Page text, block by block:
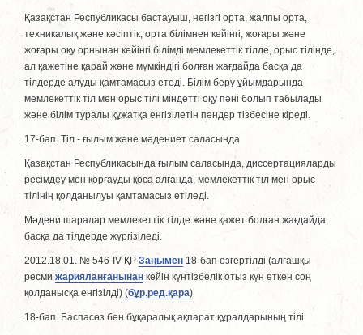
Қазақстан Республикасы бастауыш, негізгі орта, жалпы орта,
техникалық және кәсіптік, орта білімнен кейінгі, жоғары және
жоғары оқу орнынан кейінгі білімдi мемлекеттік тiлде, орыс тілінде,
ал қажетiне қарай және мүмкiндiгi болған жағдайда басқа да
тiлдерде алуды қамтамасыз етедi. Білім беру ұйымдарында
мемлекеттік тiл мен орыс тілі мiндеттi оқу пәнi болып табылады
және білім туралы құжатқа енгiзiлетiн пәндер тiзбесiне кiредi.
17-бап. Тiл - ғылым және мәдениет саласында
Қазақстан Республикасында ғылым саласында, диссертацияларды
ресiмдеу мен қорғауды қоса алғанда, мемлекеттік тiл мен орыс
тілінiң қолданылуы қамтамасыз етiледi.
Мәдени шаралар мемлекеттік тiлде және қажет болған жағдайда
басқа да тiлдерде жүргiзiледi.
2012.18.01. № 546-ІV ҚР Заңымен 18-бап өзгертілді (алғашқы
ресми жарияланғанынан кейiн күнтiзбелiк отыз күн өткен соң
қолданысқа енгiзiлдi) (бұр.ред.қара)
18-бап. Баспасөз бен бұқаралық ақпарат құралдарының тілі